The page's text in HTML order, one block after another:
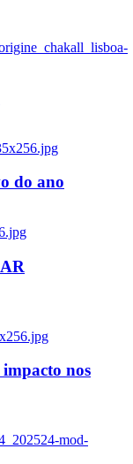
do ano
nos
mod-